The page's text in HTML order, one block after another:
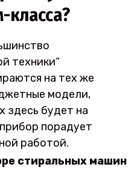
техники”
на тех же
модели,
здесь будет на
порадует
работой.
стиральных машин